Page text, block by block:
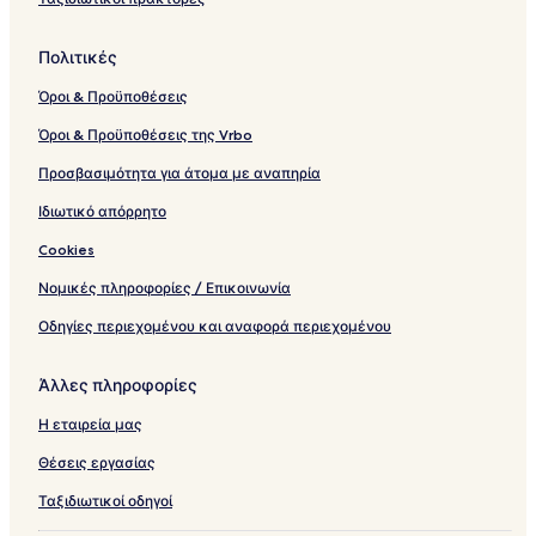
Πολιτικές
Όροι & Προϋποθέσεις
Όροι & Προϋποθέσεις της Vrbo
Προσβασιμότητα για άτομα με αναπηρία
Ιδιωτικό απόρρητο
Cookies
Νομικές πληροφορίες / Επικοινωνία
Οδηγίες περιεχομένου και αναφορά περιεχομένου
Άλλες πληροφορίες
Η εταιρεία μας
Θέσεις εργασίας
Ταξιδιωτικοί οδηγοί